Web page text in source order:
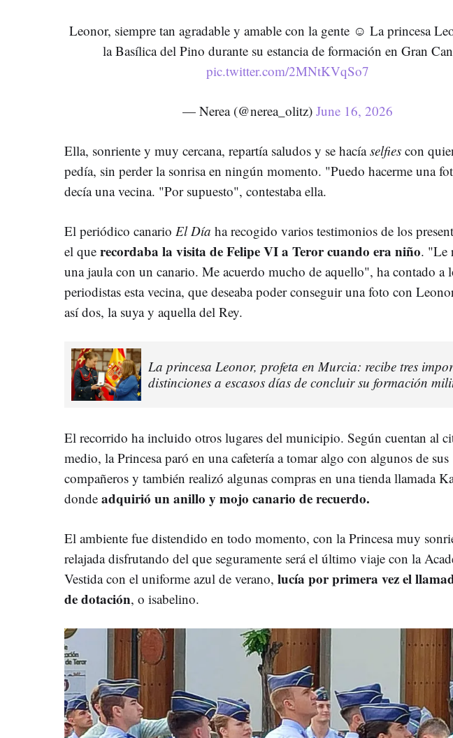
Leonor, siempre tan agradable y amable con la gente ☺️ La princesa
la Basílica del Pino durante su estancia de formación en Gran
pic.twitter.com/2MNtKVqSo7
— Nerea (@nerea_olitz) June 16, 2026
Ella, sonriente y muy cercana, repartía saludos y se hacíaselfies con
pedía, sin perder la sonrisa en ningún momento. "Puedo hacerme una
decía una vecina. "Por supuesto", contestaba ella.
El periódico canario El Día ha recogido varios testimonios de los
el que recordaba la visita de Felipe VI a Teror cuando era niño. "Le
una jaula con un canario. Me acuerdo mucho de aquello", ha contado a
periodistas esta vecina, que deseaba poder conseguir una foto con
así dos, la suya y aquella del Rey.
La princesa Leonor, profeta en Murcia: recibe tres
distinciones a escasos días de concluir su formación
El recorrido ha incluido otros lugares del municipio. Según cuentan al
medio, la Princesa paró en una cafetería a tomar algo con algunos de sus
compañeros y también realizó algunas compras en una tienda llamada
donde adquirió un anillo y mojo canario de recuerdo.
El ambiente fue distendido en todo momento, con la Princesa muy
relajada disfrutando del que seguramente será el último viaje con la
Vestida con el uniforme azul de verano, lucía por primera vez el
de dotación, o isabelino.